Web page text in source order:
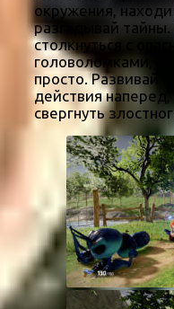
окружения,
разгадывай
столкнуться с
головоломками,
просто. Развивай
действия наперед,
свергнуть